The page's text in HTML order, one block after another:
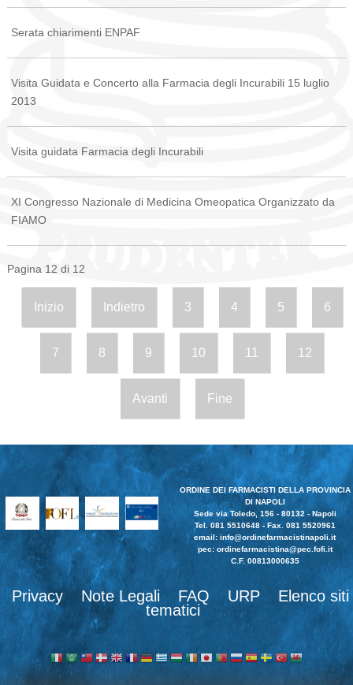
Serata chiarimenti ENPAF
Visita Guidata e Concerto alla Farmacia degli Incurabili 15 luglio
2013
Visita guidata Farmacia degli Incurabili
XI Congresso Nazionale di Medicina Omeopatica Organizzato da
FIAMO
Pagina 12 di 12
Inizio Indietro 3 4 5 6
7 8 9 10 11 12
Avanti Fine
ORDINE DEI FARMACISTI DELLA PROVINCIA
DI NAPOLI
Sede via Toledo, 156 - 80132 - Napoli
Tel. 081 5510648 - Fax. 081 5520961
email: info@ordinefarmacistinapoli.it
pec: ordinefarmacistina@pec.fofi.it
C.F. 00813000635
Privacy Note Legali FAQ URP
Elenco siti
tematici